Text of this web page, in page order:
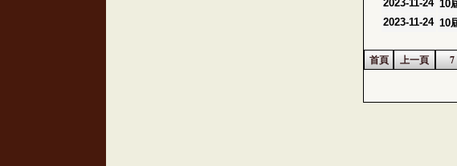
2023-11-24 10
2023-11-24 10
首頁 上一頁 7